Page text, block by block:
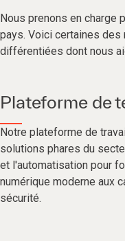
Nous prenons en charge
pays. Voici certaines
différentiées dont nous
Plateforme de
Notre plateforme de
solutions phares du
et l'automatisation pour
numérique moderne aux
sécurité.